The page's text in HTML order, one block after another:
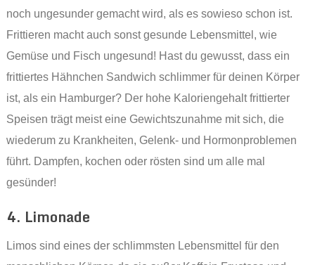
noch ungesunder gemacht wird, als es sowieso schon ist.
Frittieren macht auch sonst gesunde Lebensmittel, wie
Gemüse und Fisch ungesund! Hast du gewusst, dass ein
frittiertes Hähnchen Sandwich schlimmer für deinen Körper
ist, als ein Hamburger? Der hohe Kaloriengehalt frittierter
Speisen trägt meist eine Gewichtszunahme mit sich, die
wiederum zu Krankheiten, Gelenk- und Hormonproblemen
führt. Dampfen, kochen oder rösten sind um alle mal
gesünder!
4. Limonade
Limos sind eines der schlimmsten Lebensmittel für den